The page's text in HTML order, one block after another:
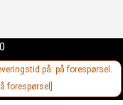
på: på forespørsel.
forespørsel]